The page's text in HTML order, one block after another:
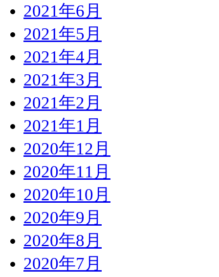
2021年6月
2021年5月
2021年4月
2021年3月
2021年2月
2021年1月
2020年12月
2020年11月
2020年10月
2020年9月
2020年8月
2020年7月